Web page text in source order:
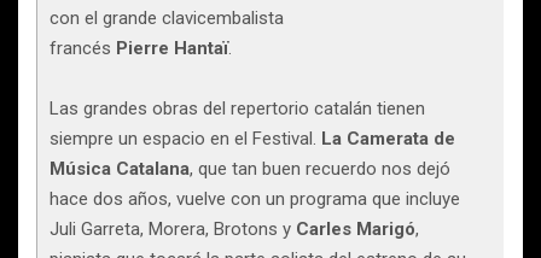
con el grande clavicembalista
francés Pierre Hantaï.
Las grandes obras del repertorio catalán tienen
siempre un espacio en el Festival. La Camerata de
Música Catalana, que tan buen recuerdo nos dejó
hace dos años, vuelve con un programa que incluye
Juli Garreta, Morera, Brotons y Carles Marigó,